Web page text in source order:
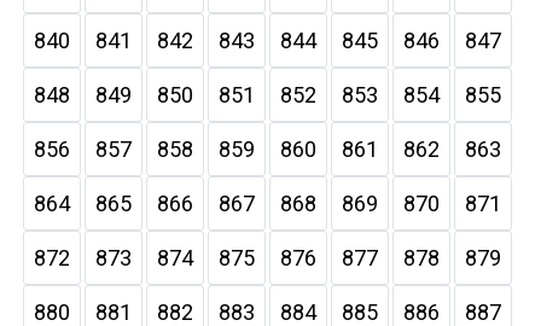
840 841 842 843 844 845 846 847
848 849 850 851 852 853 854 855
856 857 858 859 860 861 862 863
864 865 866 867 868 869 870 871
872 873 874 875 876 877 878 879
880 881 882 883 884 885 886 887